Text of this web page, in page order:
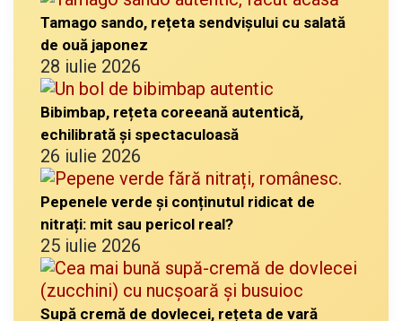
Tamago sando, rețeta sendvișului cu salată
de ouă japonez
28 iulie 2026
Bibimbap, rețeta coreeană autentică,
echilibrată și spectaculoasă
26 iulie 2026
Pepenele verde și conținutul ridicat de
nitrați: mit sau pericol real?
25 iulie 2026
Supă cremă de dovlecei, rețeta de vară